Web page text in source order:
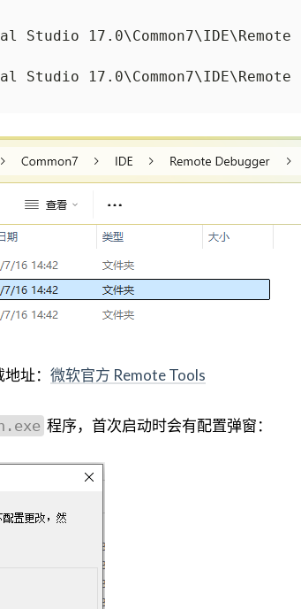
址： 微软官方 Remote Tools
程序，首次启动时会有配置弹窗：